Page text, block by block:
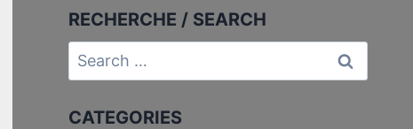
RECHERCHE / SEARCH
Search
for:
CATEGORIES